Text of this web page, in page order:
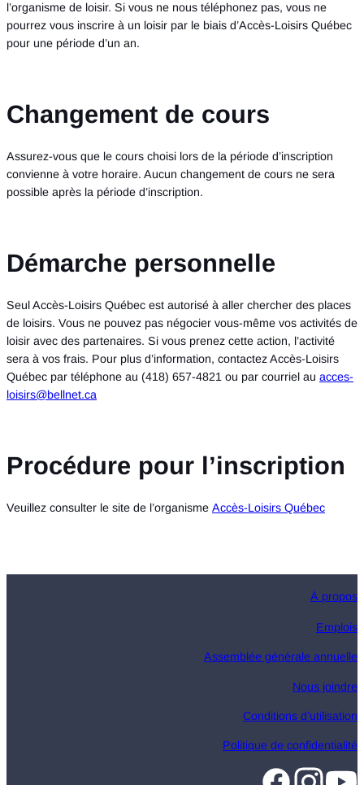
l’organisme de loisir. Si vous ne nous téléphonez pas, vous ne
pourrez vous inscrire à un loisir par le biais d’Accès-Loisirs Québec
pour une période d’un an.
Changement de cours
Assurez-vous que le cours choisi lors de la période d’inscription
convienne à votre horaire. Aucun changement de cours ne sera
possible après la période d’inscription.
Démarche personnelle
Seul Accès-Loisirs Québec est autorisé à aller chercher des places
de loisirs. Vous ne pouvez pas négocier vous-même vos activités de
loisir avec des partenaires. Si vous prenez cette action, l’activité
sera à vos frais. Pour plus d’information, contactez Accès-Loisirs
Québec par téléphone au (418) 657-4821 ou par courriel au acces-
loisirs@bellnet.ca
Procédure pour l’inscription
Veuillez consulter le site de l’organisme Accès-Loisirs Québec
À propos
Emplois
Assemblée générale annuelle
Nous joindre
Conditions d’utilisation
Politique de confidentialité